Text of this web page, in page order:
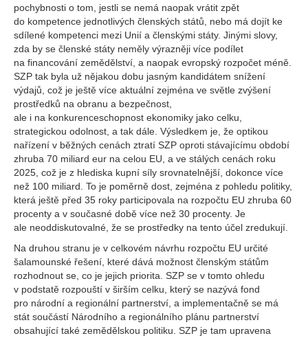
pochybnosti o tom, jestli se nemá naopak vrátit zpět
do kompetence jednotlivých členských států, nebo má dojít ke
sdílené kompetenci mezi Unií a členskými státy. Jinými slovy,
zda by se členské státy neměly výrazněji více podílet
na financování zemědělství, a naopak evropský rozpočet méně.
SZP tak byla už nějakou dobu jasným kandidátem snížení
výdajů, což je ještě více aktuální zejména ve světle zvýšení
prostředků na obranu a bezpečnost,
ale i na konkurenceschopnost ekonomiky jako celku,
strategickou odolnost, a tak dále. Výsledkem je, že optikou
nařízení v běžných cenách ztratí SZP oproti stávajícímu období
zhruba 70 miliard eur na celou EU, a ve stálých cenách roku
2025, což je z hlediska kupní síly srovnatelnější, dokonce více
než 100 miliard. To je poměrně dost, zejména z pohledu politiky,
která ještě před 35 roky participovala na rozpočtu EU zhruba 60
procenty a v současné době více než 30 procenty. Je
ale neoddiskutovalné, že se prostředky na tento účel zredukují.
Na druhou stranu je v celkovém návrhu rozpočtu EU určité
šalamounské řešení, které dává možnost členským státům
rozhodnout se, co je jejich priorita. SZP se v tomto ohledu
v podstatě rozpouští v širším celku, který se nazývá fond
pro národní a regionální partnerství, a implementačně se má
stát součástí Národního a regionálního plánu partnerství
obsahující také zemědělskou politiku. SZP je tam upravena